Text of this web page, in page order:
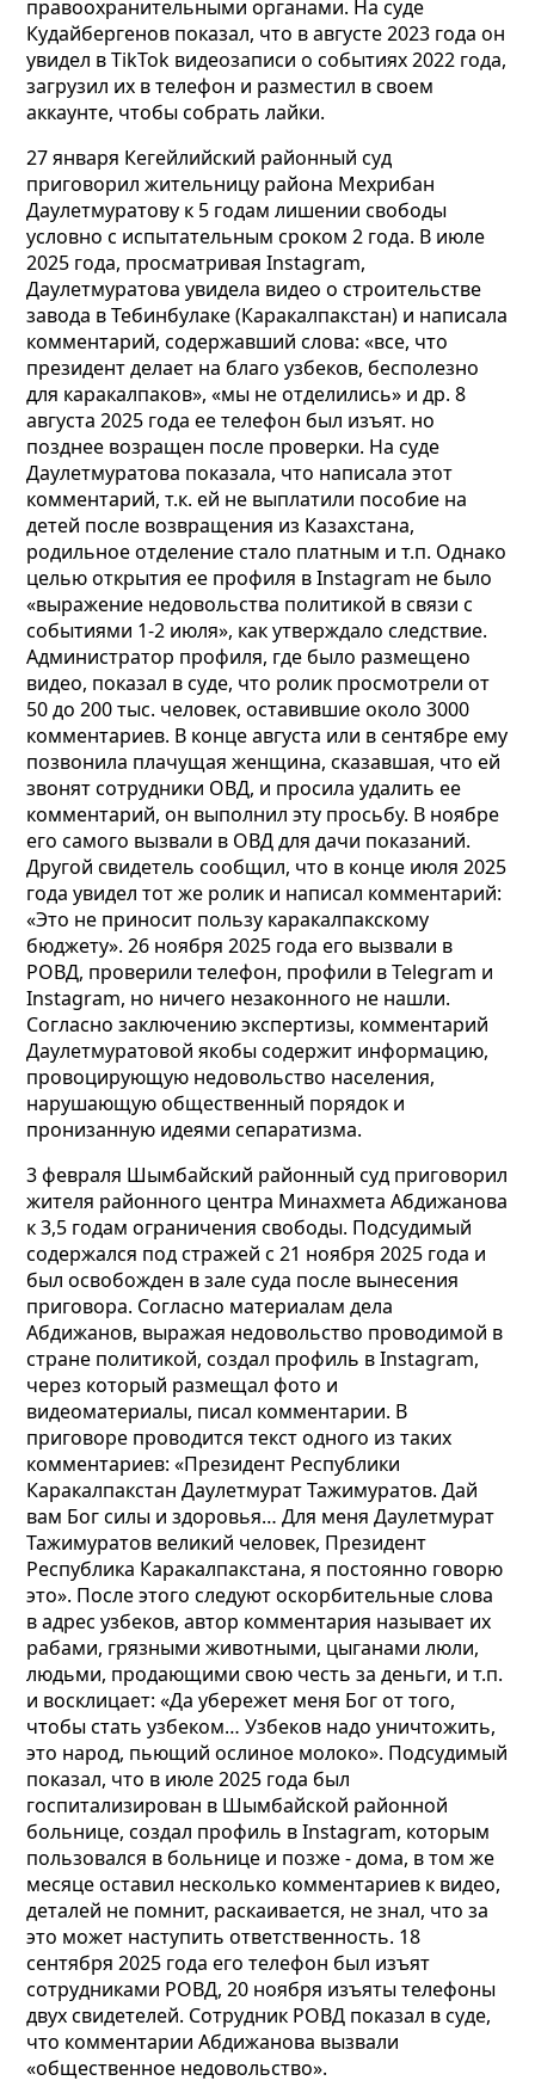
правоохранительными органами. На суде
Кудайбергенов показал, что в августе 2023 года он
увидел в TikTok видеозаписи о событиях 2022 года,
загрузил их в телефон и разместил в своем
аккаунте, чтобы собрать лайки.
27 января Кегейлийский районный суд
приговорил жительницу района Мехрибан
Даулетмуратову к 5 годам лишении свободы
условно с испытательным сроком 2 года. В июле
2025 года, просматривая Instagram,
Даулетмуратова увидела видео о строительстве
завода в Тебинбулаке (Каракалпакстан) и написала
комментарий, содержавший слова: «все, что
президент делает на благо узбеков, бесполезно
для каракалпаков», «мы не отделились» и др. 8
августа 2025 года ее телефон был изъят. но
позднее возращен после проверки. На суде
Даулетмуратова показала, что написала этот
комментарий, т.к. ей не выплатили пособие на
детей после возвращения из Казахстана,
родильное отделение стало платным и т.п. Однако
целью открытия ее профиля в Instagram не было
«выражение недовольства политикой в связи с
событиями 1-2 июля», как утверждало следствие.
Администратор профиля, где было размещено
видео, показал в суде, что ролик просмотрели от
50 до 200 тыс. человек, оставившие около 3000
комментариев. В конце августа или в сентябре ему
позвонила плачущая женщина, сказавшая, что ей
звонят сотрудники ОВД, и просила удалить ее
комментарий, он выполнил эту просьбу. В ноябре
его самого вызвали в ОВД для дачи показаний.
Другой свидетель сообщил, что в конце июля 2025
года увидел тот же ролик и написал комментарий:
«Это не приносит пользу каракалпакскому
бюджету». 26 ноября 2025 года его вызвали в
РОВД, проверили телефон, профили в Telegram и
Instagram, но ничего незаконного не нашли.
Согласно заключению экспертизы, комментарий
Даулетмуратовой якобы содержит информацию,
провоцирующую недовольство населения,
нарушающую общественный порядок и
пронизанную идеями сепаратизма.
3 февраля Шымбайский районный суд приговорил
жителя районного центра Минахмета Абдижанова
к 3,5 годам ограничения свободы. Подсудимый
содержался под стражей с 21 ноября 2025 года и
был освобожден в зале суда после вынесения
приговора. Согласно материалам дела
Абдижанов, выражая недовольство проводимой в
стране политикой, создал профиль в Instagram,
через который размещал фото и
видеоматериалы, писал комментарии. В
приговоре проводится текст одного из таких
комментариев: «Президент Республики
Каракалпакстан Даулетмурат Тажимуратов. Дай
вам Бог силы и здоровья… Для меня Даулетмурат
Тажимуратов великий человек, Президент
Республика Каракалпакстана, я постоянно говорю
это». После этого следуют оскорбительные слова
в адрес узбеков, автор комментария называет их
рабами, грязными животными, цыганами люли,
людьми, продающими свою честь за деньги, и т.п.
и восклицает: «Да убережет меня Бог от того,
чтобы стать узбеком… Узбеков надо уничтожить,
это народ, пьющий ослиное молоко». Подсудимый
показал, что в июле 2025 года был
госпитализирован в Шымбайской районной
больнице, создал профиль в Instagram, которым
пользовался в больнице и позже - дома, в том же
месяце оставил несколько комментариев к видео,
деталей не помнит, раскаивается, не знал, что за
это может наступить ответственность. 18
сентября 2025 года его телефон был изъят
сотрудниками РОВД, 20 ноября изъяты телефоны
двух свидетелей. Сотрудник РОВД показал в суде,
что комментарии Абдижанова вызвали
«общественное недовольство».